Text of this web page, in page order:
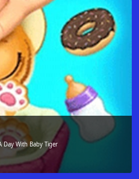
Day With Baby Tiger